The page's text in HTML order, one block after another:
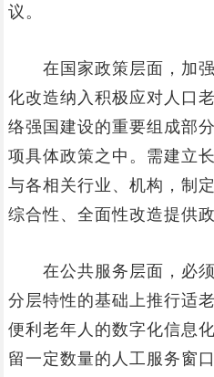
议。
在国家政策层面，加强
化改造纳入积极应对人口
络强国建设的重要组成部
项具体政策之中。需建立
与各相关行业、机构，制
综合性、全面性改造提供政
在公共服务层面，必须
分层特性的基础上推行适
便利老年人的数字化信息
留一定数量的人工服务窗